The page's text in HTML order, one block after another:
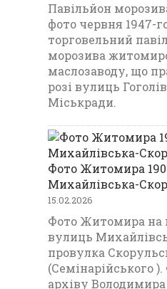
Павільйон
фото червня 1947-
торговельний
морозива
маслозаводу, що
розі вулиць
Міськради.
Фото Житомира
Михайлівська-
15.02.2026
Фото Житомира на
вулиць
провулка
(Семінарійського ).
архіву